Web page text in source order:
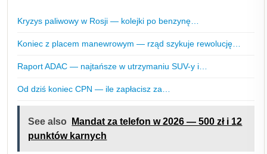
Kryzys paliwowy w Rosji — kolejki po benzynę…
Koniec z placem manewrowym — rząd szykuje rewolucję…
Raport ADAC — najtańsze w utrzymaniu SUV-y i…
Od dziś koniec CPN — ile zapłacisz za…
See also
Mandat za telefon w 2026 — 500 zł i 12
punktów karnych